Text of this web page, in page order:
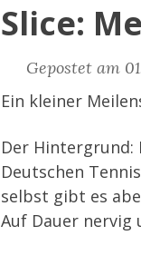
Slice:
Gepostet am
Ein kleiner
Der Hintergrund:
Deutschen
selbst gibt es
Auf Dauer nervig